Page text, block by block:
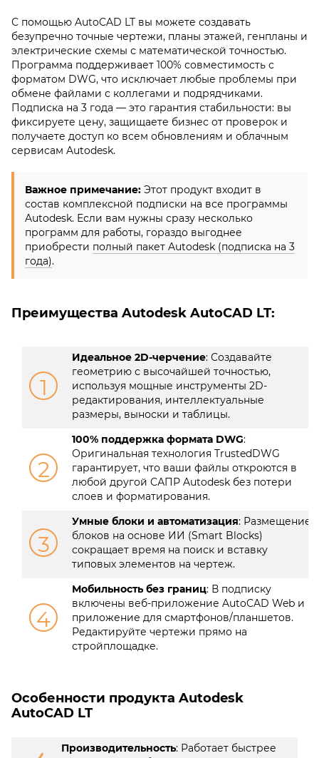
С помощью AutoCAD LT вы можете создавать
безупречно точные чертежи, планы этажей, генпланы и
электрические схемы с математической точностью.
Программа поддерживает 100% совместимость с
форматом DWG, что исключает любые проблемы при
обмене файлами с коллегами и подрядчиками.
Подписка на 3 года — это гарантия стабильности: вы
фиксируете цену, защищаете бизнес от проверок и
получаете доступ ко всем обновлениям и облачным
сервисам Autodesk.
Важное примечание: Этот продукт входит в
состав комплексной подписки на все программы
Autodesk. Если вам нужны сразу несколько
программ для работы, гораздо выгоднее
приобрести полный пакет Autodesk (подписка на 3
года).
Преимущества Autodesk AutoCAD LT:
1
Идеальное 2D-черчение: Создавайте
геометрию с высочайшей точностью,
используя мощные инструменты 2D-
редактирования, интеллектуальные
размеры, выноски и таблицы.
2
100% поддержка формата DWG:
Оригинальная технология TrustedDWG
гарантирует, что ваши файлы откроются в
любой другой САПР Autodesk без потери
слоев и форматирования.
3
Умные блоки и автоматизация: Размещение
блоков на основе ИИ (Smart Blocks)
сокращает время на поиск и вставку
типовых элементов на чертеж.
4
Мобильность без границ: В подписку
включены веб-приложение AutoCAD Web и
приложение для смартфонов/планшетов.
Редактируйте чертежи прямо на
стройплощадке.
Особенности продукта Autodesk
AutoCAD LT
Производительность: Работает быстрее